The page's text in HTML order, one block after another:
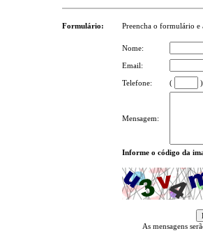
Formulário: Preencha o formulário e
Nome:
Email:
Telefone: (
Mensagem:
Informe o código da
As mensagens